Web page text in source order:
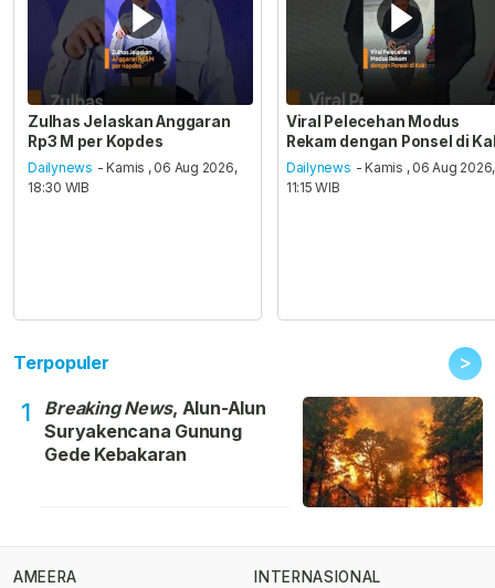
Zulhas Jelaskan Anggaran
Rp3 M per Kopdes
Dailynews - Kamis , 06 Aug 2026,
18:30 WIB
Viral Pelecehan Modus
Rekam dengan Ponsel di
Dailynews - Kamis , 06 Aug 2026,
11:15 WIB
Terpopuler >
1 Breaking News, Alun-Alun
Suryakencana Gunung
Gede Kebakaran
AMEERA
INTERNASIONAL